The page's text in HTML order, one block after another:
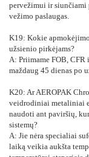
pervežimui ir siunčiami
vežimo paslaugas.
K19: Kokie
užsienio pirkėjams?
A: Priimame FOB, CFR
maždaug 45 dienas po
K20: Ar AEROPAK
veidrodiniai metaliniai
naudoti ant paviršių,
sistemų?
A: Jie nėra specialiai
laiką veikia aukšta